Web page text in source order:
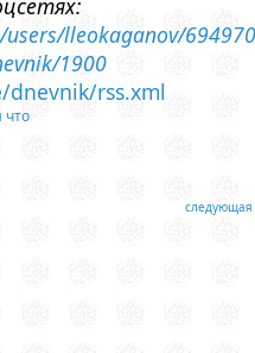
lleokaganov/
1900
rss.xml
что
следующая